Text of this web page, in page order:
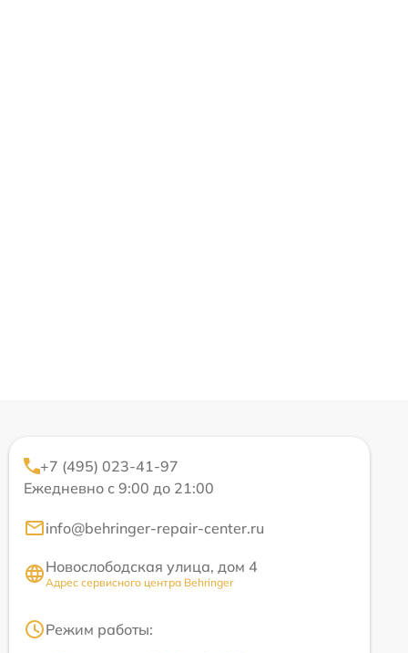
+7 (495) 023-41-97
Ежедневно с 9:00 до 21:00
info@behringer-repair-center.ru
Новослободская улица, дом 4
Адрес сервисного центра Behringer
Режим работы: